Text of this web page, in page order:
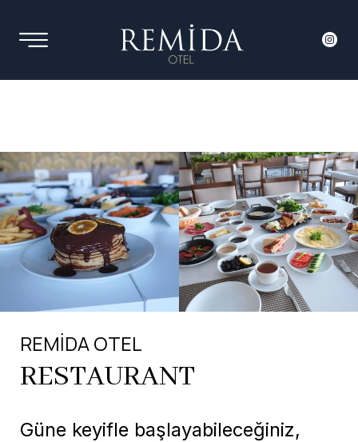
REMİDA OTEL
RESTAURANT
Güne keyifle başlayabileceğiniz,